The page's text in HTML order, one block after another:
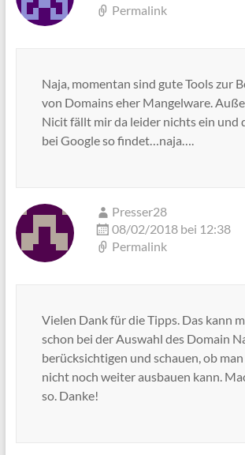
Permalink
Naja, momentan sind gute Tools zur
von Domains eher Mangelware.
Nicit fällt mir da leider nichts ein und
bei Google so findet…naja….
Presser28
08/02/2018 bei 12:38
Permalink
Vielen Dank für die Tipps. Das kann
schon bei der Auswahl des Domain
berücksichtigen und schauen, ob
nicht noch weiter ausbauen kann.
so. Danke!